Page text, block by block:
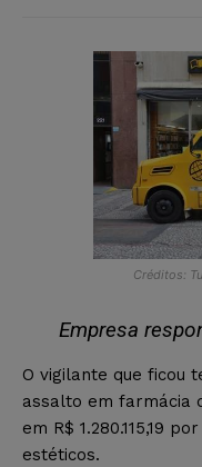
Créditos:
Empresa
O vigilante que ficou
assalto em farmácia
em R$ 1.280.115,19
estéticos.